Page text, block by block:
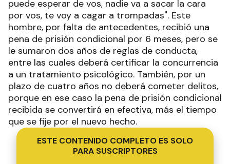
puede esperar de vos, nadie va a sacar la cara
por vos, te voy a cagar a trompadas". Este
hombre, por falta de antecedentes, recibió una
pena de prisión condicional por 6 meses, pero se
le sumaron dos años de reglas de conducta,
entre las cuales deberá certificar la concurrencia
a un tratamiento psicológico. También, por un
plazo de cuatro años no deberá cometer delitos,
porque en ese caso la pena de prisión condicional
recibida se convertirá en efectiva, más el tiempo
que se fije por el nuevo hecho.
ESTE CONTENIDO COMPLETO ES SOLO
PARA SUSCRIPTORES